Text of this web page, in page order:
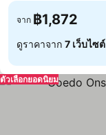
จาก ฿1,872
ดูราคาจาก 7 เว็บไซต์
ตัวเลือกยอดนิยม